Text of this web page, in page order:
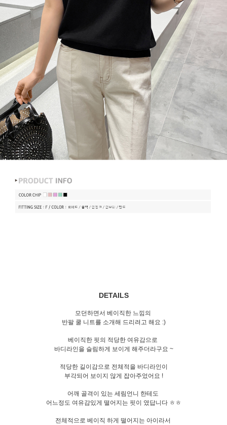
DETAILS
모던하면서 베이직한 느낌의
반팔 쿨 니트를 소개해 드리려고 해요 :)
베이직한 핏의 적당한 여유감으로
바디라인을 슬림하게 보이게 해주더라구요 ~
적당한 길이감으로 전체적을 바디라인이
부각되어 보이지 않게 잡아주었어요 !
어깨 골격이 있는 세림언니 한테도
어느정도 여유감있게 떨어지는 핏이 였답니다 ㅎㅎ
전체적으로 베이직 하게 떨어지는 아이라서